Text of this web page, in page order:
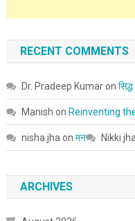
RECENT COMMENTS
Dr. Pradeep Kumaron
Manish on Reinventing
nisha jha on मन Nikki jha
ARCHIVES